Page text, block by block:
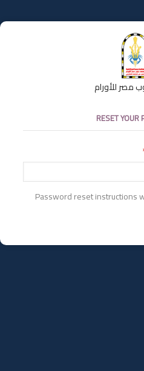
مصر للأورام
RESET
Password reset instructions